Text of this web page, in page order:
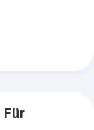
Für